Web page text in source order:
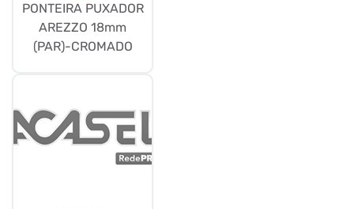
PONTEIRA PUXADOR
AREZZO 18mm
(PAR)-CROMADO